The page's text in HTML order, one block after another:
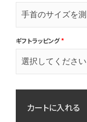
ギフトラッピング*
カートに入れる